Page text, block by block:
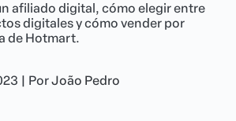
afiliado digital, cómo elegir entre
digitales y cómo vender por
de Hotmart.
| PorJoão Pedro